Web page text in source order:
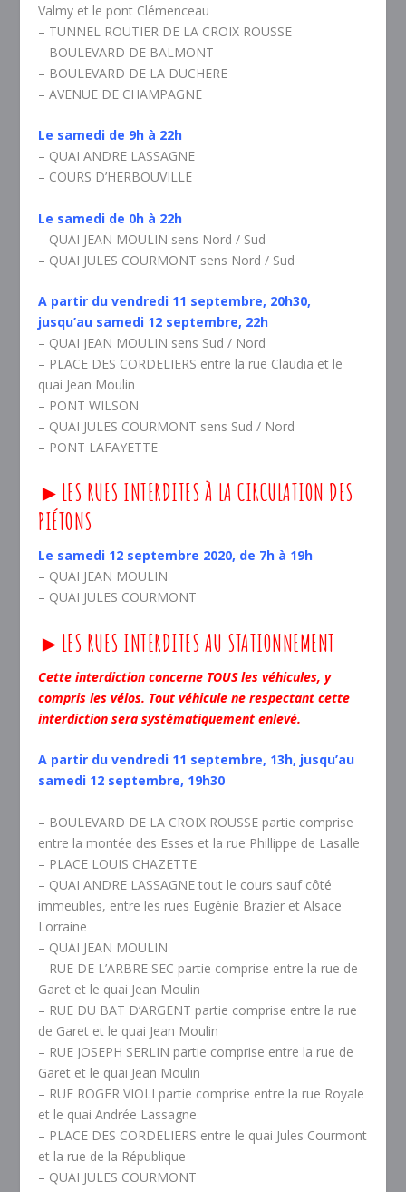
Valmy et le pont Clémenceau
– TUNNEL ROUTIER DE LA CROIX ROUSSE
– BOULEVARD DE BALMONT
– BOULEVARD DE LA DUCHERE
– AVENUE DE CHAMPAGNE
Le samedi de 9h à 22h
– QUAI ANDRE LASSAGNE
– COURS D’HERBOUVILLE
Le samedi de 0h à 22h
– QUAI JEAN MOULIN sens Nord / Sud
– QUAI JULES COURMONT sens Nord / Sud
A partir du vendredi 11 septembre, 20h30,
jusqu’au samedi 12 septembre, 22h
– QUAI JEAN MOULIN sens Sud / Nord
– PLACE DES CORDELIERS entre la rue Claudia et le
quai Jean Moulin
– PONT WILSON
– QUAI JULES COURMONT sens Sud / Nord
– PONT LAFAYETTE
►LES RUES INTERDITES À LA CIRCULATION DES
PIÉTONS
Le samedi 12 septembre 2020, de 7h à 19h
– QUAI JEAN MOULIN
– QUAI JULES COURMONT
►LES RUES INTERDITES AU STATIONNEMENT
Cette interdiction concerne TOUS les véhicules, y
compris les vélos. Tout véhicule ne respectant cette
interdiction sera systématiquement enlevé.
A partir du vendredi 11 septembre, 13h, jusqu’au
samedi 12 septembre, 19h30
– BOULEVARD DE LA CROIX ROUSSE partie comprise
entre la montée des Esses et la rue Phillippe de Lasalle
– PLACE LOUIS CHAZETTE
– QUAI ANDRE LASSAGNE tout le cours sauf côté
immeubles, entre les rues Eugénie Brazier et Alsace
Lorraine
– QUAI JEAN MOULIN
– RUE DE L’ARBRE SEC partie comprise entre la rue de
Garet et le quai Jean Moulin
– RUE DU BAT D’ARGENT partie comprise entre la rue
de Garet et le quai Jean Moulin
– RUE JOSEPH SERLIN partie comprise entre la rue de
Garet et le quai Jean Moulin
– RUE ROGER VIOLI partie comprise entre la rue Royale
et le quai Andrée Lassagne
– PLACE DES CORDELIERS entre le quai Jules Courmont
et la rue de la République
– QUAI JULES COURMONT